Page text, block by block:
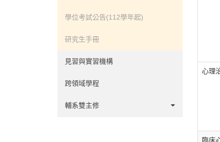
學位考試公告(112學年起)
研究生手冊
見習與實習機構
跨領域學程
輔系雙主修
心理
臨床